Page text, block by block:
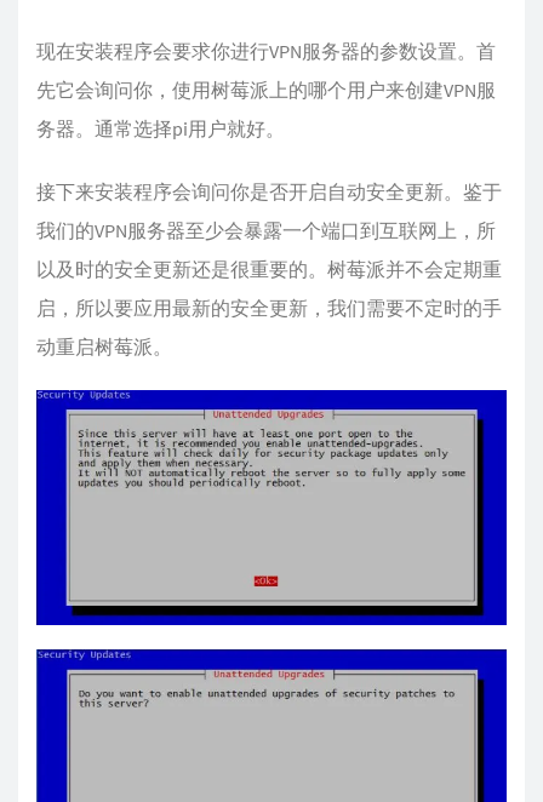
现在安装程序会要求你进行VPN服务器的参数设置。首
先它会询问你，使用树莓派上的哪个用户来创建VPN服
务器。通常选择pi用户就好。
接下来安装程序会询问你是否开启自动安全更新。鉴于
我们的VPN服务器至少会暴露一个端口到互联网上，所
以及时的安全更新还是很重要的。树莓派并不会定期重
启，所以要应用最新的安全更新，我们需要不定时的手
动重启树莓派。